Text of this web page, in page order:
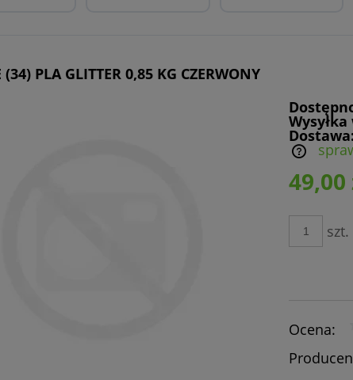
PLA GLITTER 0,85 KG CZERWONY
Wysyłka
Dostawa:
49,00
szt.
Ocena: